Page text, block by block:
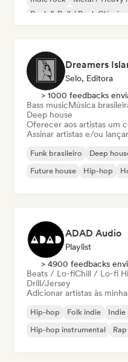
Rock & Roll / Rock Clássico
Dreamers
Selo, Editora
> 1000 feedbacks
Bass musicMúsica
Deep house
Oferecer aos artistas um
Assinar artistas e/ou
Funk brasileiro Deep
Future house
Hip-hop
ADAD Audio
Playlist
> 4900 feedbacks
Beats / Lo-fiChill / Lo-fi
Drill/Jersey
Adicionar artistas às
Hip-hop Folk indie Indie
Hip-hop instrumental